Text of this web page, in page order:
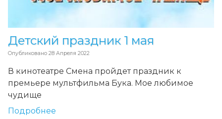
Детский праздник 1 мая
Опубликовано 28 Апреля 2022
В кинотеатре Смена пройдет праздник к
премьере мультфильма Бука. Мое любимое
чудище
Подробнее